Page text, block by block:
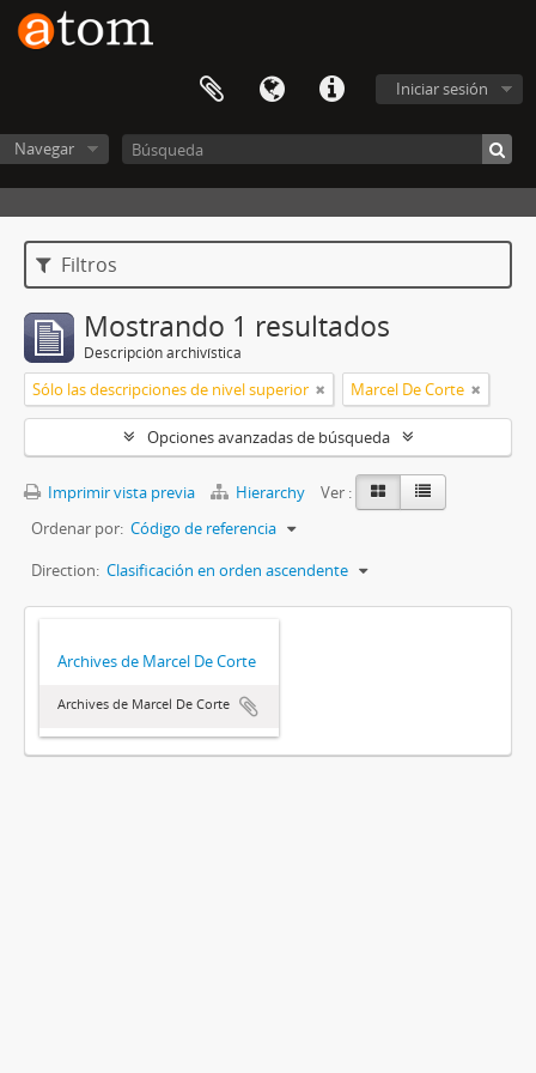
Iniciar sesión
Navegar
Filtros
Mostrando 1 resultados
Descripción archivística
Sólo las descripciones de nivel superior Marcel De Corte
Opciones avanzadas de búsqueda
Imprimir vista previa Hierarchy
Ver :
Ordenar por: Código de referencia
Direction: Clasificación en orden ascendente
Archives de Marcel De Corte
Archives de Marcel De Corte